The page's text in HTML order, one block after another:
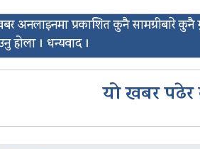
अनलाइनमा प्रकाशित कुनै सामग्रीबारे
होला । धन्यवाद ।
यो खबर